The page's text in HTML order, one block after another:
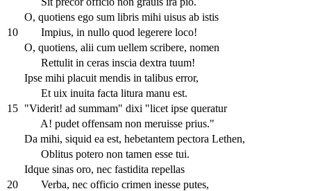
O, quotiens ego sum libris mihi uisus ab istis
10
Impius, in nullo quod legerere loco!
O, quotiens, alii cum uellem scribere, nomen
Rettulit in ceras inscia dextra tuum!
Ipse mihi placuit mendis in talibus error,
Et uix inuita facta litura manu est.
15
"Viderit! ad summam" dixi "licet ipse queratur
A! pudet offensam non meruisse prius."
Da mihi, siquid ea est, hebetantem pectora Lethen,
Oblitus potero non tamen esse tui.
Idque sinas oro, nec fastidita repellas
20
Verba, nec officio crimen inesse putes,